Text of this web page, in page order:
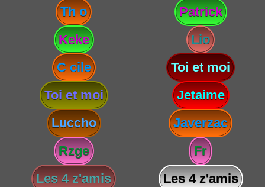
Th o
Patrick
Keke
Lio
C cile
Toi et moi
Toi et moi
Jetaime
Luccho
Javerzac
Rzge
Fr
Les 4 z'amis
Les 4 z'amis